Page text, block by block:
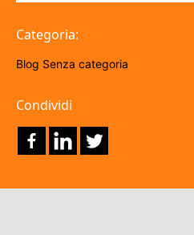
Categoria:
Blog Senza categoria
Condividi